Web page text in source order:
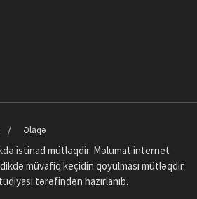
Əlaqə
istinad mütləqdir. Məlumat internet
müvafiq keçidin qoyulması mütləqdir.
tərəfindən hazırlanıb.